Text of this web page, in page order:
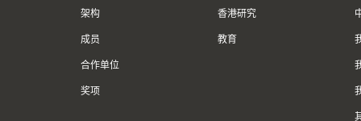
架构
成员
合作单位
奖项
香港研究
教育